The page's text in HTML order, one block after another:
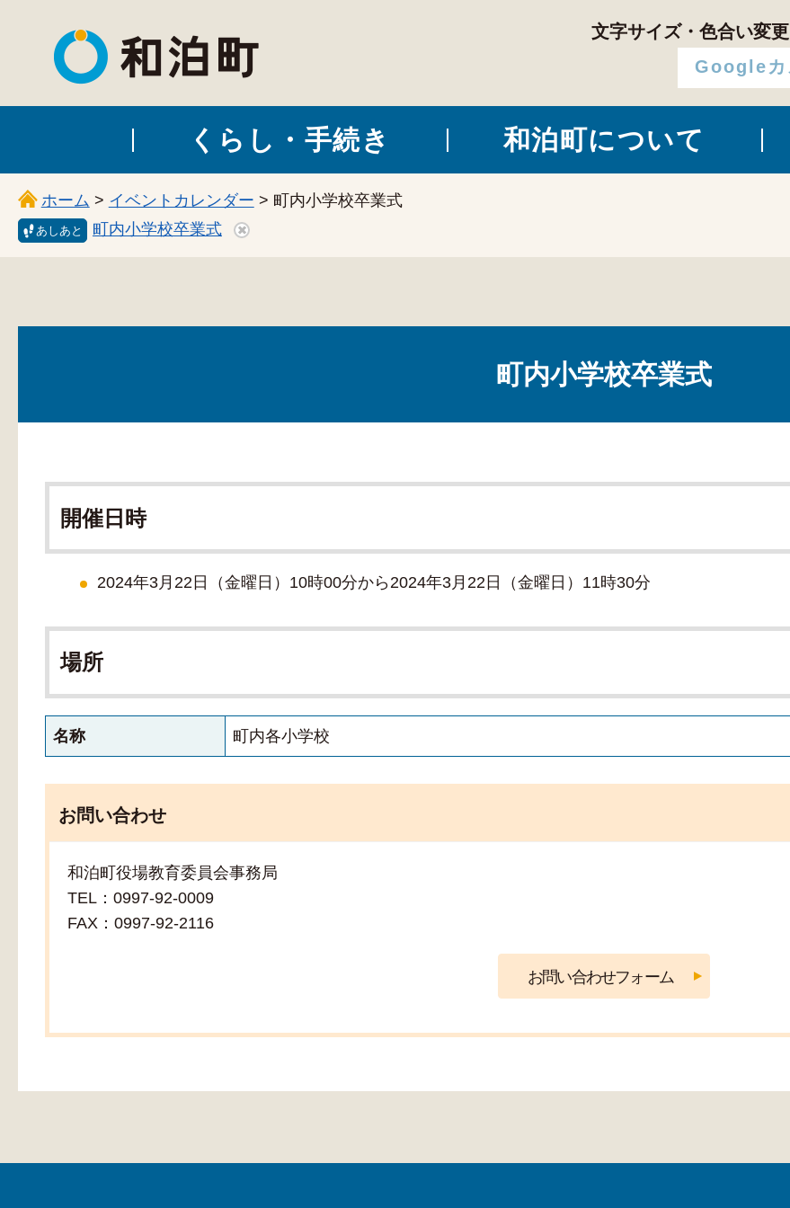
和泊町
文字サイズ・色合い変更
くらし・手続き 和泊町について
ホーム > イベントカレンダー > 町内小学校卒業式
あしあと 町内小学校卒業式
町内小学校卒業式
開催日時
2024年3月22日（金曜日）10時00分から2024年3月22日（金曜日）11時30分
場所
名称 町内各小学校
お問い合わせ
和泊町役場教育委員会事務局
TEL：0997-92-0009
FAX：0997-92-2116